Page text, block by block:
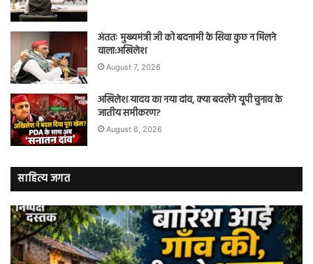
अंततः मुख्यमंत्री जी को बदनामी के सिवा कुछ न मिलने
वाला:अखिलेश
August 7, 2026
अखिलेश यादव का नया दांव, क्या बदलेंगे यूपी चुनाव के
जातीय समीकरण?
August 6, 2026
साहित्य जगत